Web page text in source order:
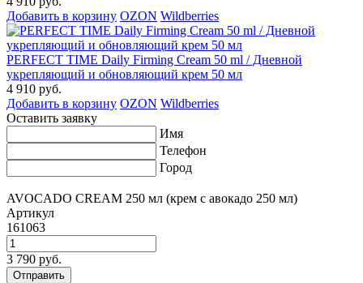
Добавить в корзину OZON Wildberries
PERFECT TIME Daily Firming Cream 50 ml / Дневной
укрепляющий и обновляющий крем 50 мл
4 910 руб.
Добавить в корзину OZON Wildberries
Оставить заявку
Имя
Телефон
Город
AVOCADO CREAM 250 мл (крем с авокадо 250 мл)
Артикул
161063
3 790 руб.